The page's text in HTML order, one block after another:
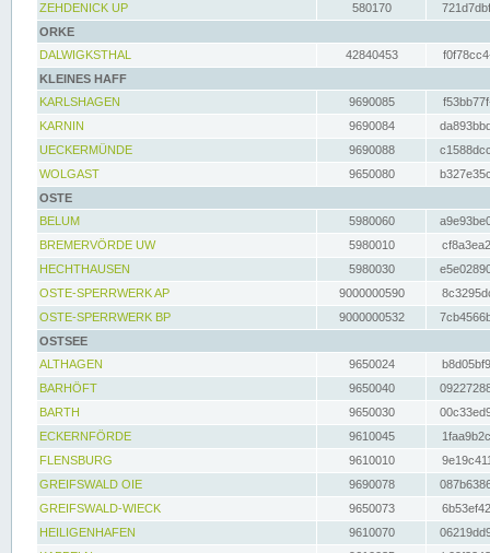
ZEHDENICK UP
580170
ORKE
DALWIGKSTHAL
42840453
KLEINES HAFF
KARLSHAGEN
9690085
KARNIN
9690084
UECKERMÜNDE
9690088
WOLGAST
9650080
OSTE
BELUM
5980060
BREMERVÖRDE UW
5980010
HECHTHAUSEN
5980030
OSTE-SPERRWERK AP
9000000590
OSTE-SPERRWERK BP
9000000532
OSTSEE
ALTHAGEN
9650024
BARHÖFT
9650040
BARTH
9650030
ECKERNFÖRDE
9610045
FLENSBURG
9610010
GREIFSWALD OIE
9690078
GREIFSWALD-WIECK
9650073
HEILIGENHAFEN
9610070